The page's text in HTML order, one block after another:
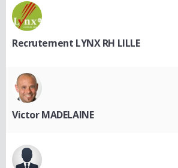
Recrutement LYNX RH LILLE
Victor MADELAINE